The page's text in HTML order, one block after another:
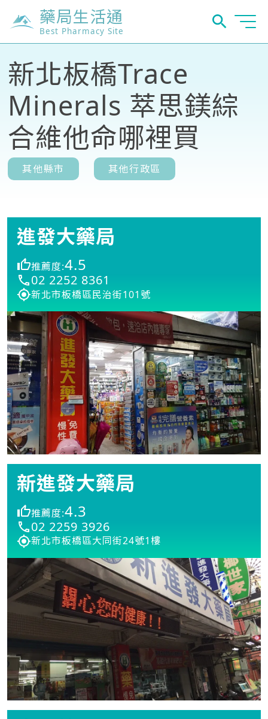
藥局生活通
Best Pharmacy Site
新北板橋Trace
Minerals 萃思鎂綜
合維他命哪裡買
其他縣市 其他行政區
進發大藥局
推薦度:4.5
02 2252 8361
新北市板橋區民治街101號
新進發大藥局
推薦度:4.3
02 2259 3926
新北市板橋區大同街24號1樓